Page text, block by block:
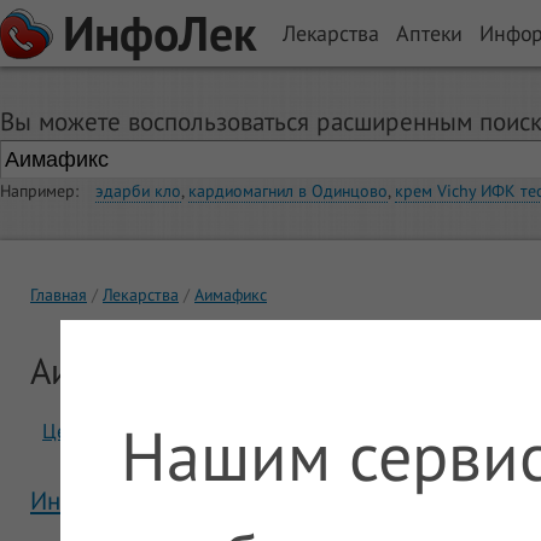
ИнфоЛек Лекарства Аптеки
Вы можете воспользоваться расширенным
Например: эдарби кло, кардиомагнил в Одинцово, крем Vichy ИФК
Главная Лекарства Аимафикс
Аимафикс
Цены Отзывы
Инструкция Аимафикс
Нашим